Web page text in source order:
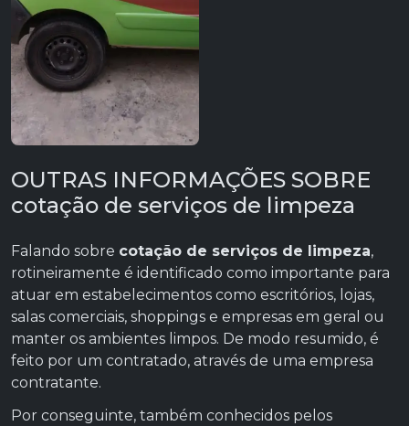
OUTRAS INFORMAÇÕES SOBRE
cotação de serviços de limpeza
Falando sobre cotação de serviços de limpeza,
rotineiramente é identificado como importante para
atuar em estabelecimentos como escritórios, lojas,
salas comerciais, shoppings e empresas em geral ou
manter os ambientes limpos. De modo resumido, é
feito por um contratado, através de uma empresa
contratante.
Por conseguinte, também conhecidos pelos